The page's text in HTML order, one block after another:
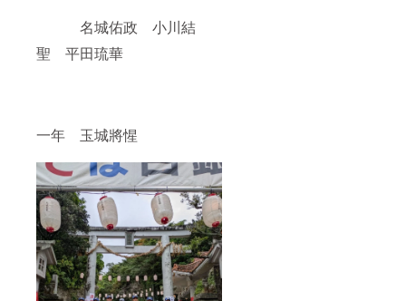
名城佑政 小川結
聖 平田琉華
一年 玉城將惺